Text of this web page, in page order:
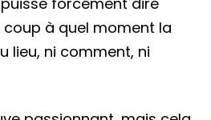
à quel moment la
lieu, ni comment, ni